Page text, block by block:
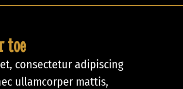
toe
consectetur adipiscing
ullamcorper mattis,